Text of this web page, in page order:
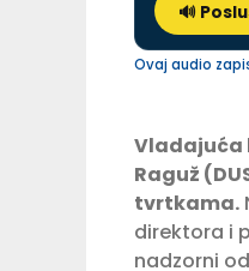
🔊
Ovaj audio
Vladajuća
Raguž
tvrtkama.
direktora i
nadzorni